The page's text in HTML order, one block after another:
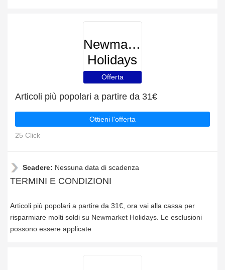
Newmarket
Holidays
Offerta
Articoli più popolari a partire da 31€
Ottieni l'offerta
25 Click
Scadere: Nessuna data di scadenza
TERMINI E CONDIZIONI
Articoli più popolari a partire da 31€, ora vai alla cassa per
risparmiare molti soldi su Newmarket Holidays. Le esclusioni
possono essere applicate